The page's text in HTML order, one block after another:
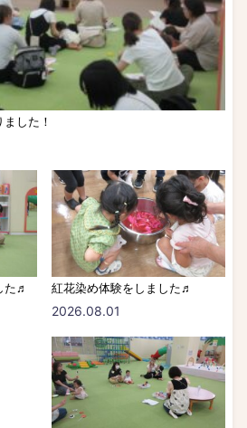
した！
た♬ 紅花染め体験をしました♬
2026.08.01